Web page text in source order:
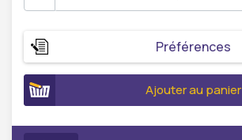
Préférences
Ajouter au panier